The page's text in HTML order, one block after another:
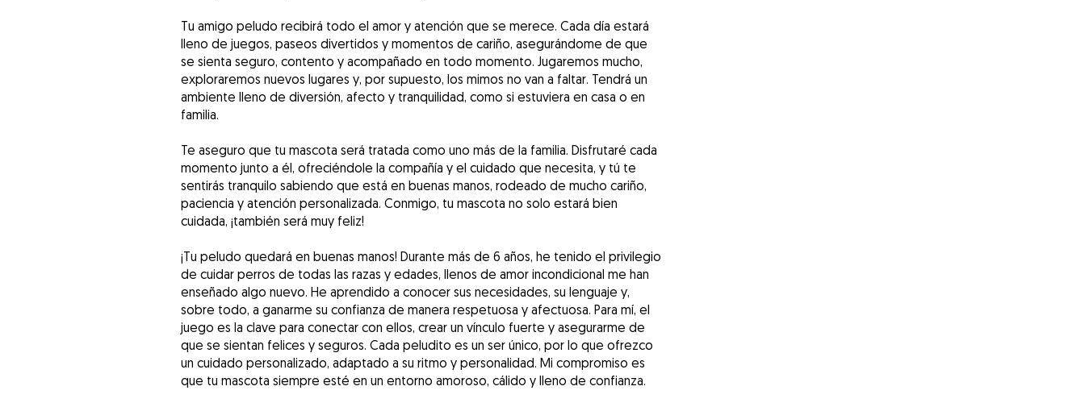
Tu amigo peludo recibirá todo el amor y atención que se merece. Cada día estará
lleno de juegos, paseos divertidos y momentos de cariño, asegurándome de que
se sienta seguro, contento y acompañado en todo momento. Jugaremos mucho,
exploraremos nuevos lugares y, por supuesto, los mimos no van a faltar. Tendrá un
ambiente lleno de diversión, afecto y tranquilidad, como si estuviera en casa o en
familia.
Te aseguro que tu mascota será tratada como uno más de la familia. Disfrutaré cada
momento junto a él, ofreciéndole la compañía y el cuidado que necesita, y tú te
sentirás tranquilo sabiendo que está en buenas manos, rodeado de mucho cariño,
paciencia y atención personalizada. Conmigo, tu mascota no solo estará bien
cuidada, ¡también será muy feliz!
¡Tu peludo quedará en buenas manos! Durante más de 6 años, he tenido el privilegio
de cuidar perros de todas las razas y edades, llenos de amor incondicional me han
enseñado algo nuevo. He aprendido a conocer sus necesidades, su lenguaje y,
sobre todo, a ganarme su confianza de manera respetuosa y afectuosa. Para mí, el
juego es la clave para conectar con ellos, crear un vínculo fuerte y asegurarme de
que se sientan felices y seguros. Cada peludito es un ser único, por lo que ofrezco
un cuidado personalizado, adaptado a su ritmo y personalidad. Mi compromiso es
que tu mascota siempre esté en un entorno amoroso, cálido y lleno de confianza.